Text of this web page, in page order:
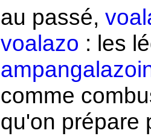
au passé,
voalazo : les
comme
qu'on prépare